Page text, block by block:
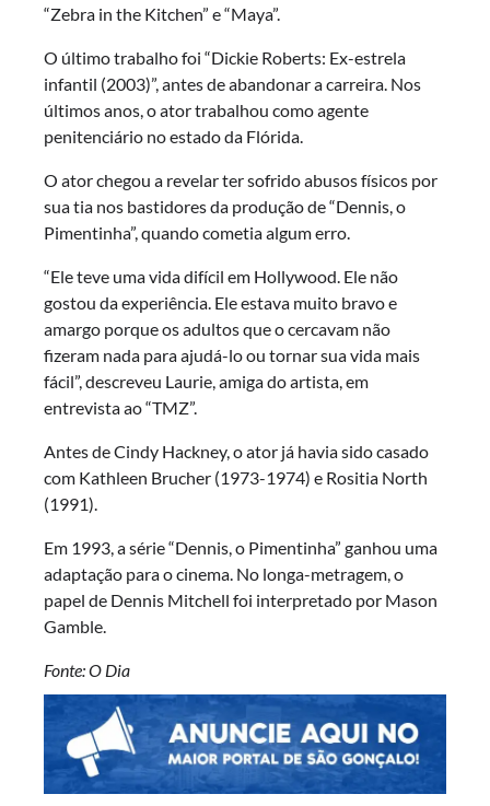
“Zebra in the Kitchen” e “Maya”.
O último trabalho foi “Dickie Roberts: Ex-estrela
infantil (2003)”, antes de abandonar a carreira. Nos
últimos anos, o ator trabalhou como agente
penitenciário no estado da Flórida.
O ator chegou a revelar ter sofrido abusos físicos por
sua tia nos bastidores da produção de “Dennis, o
Pimentinha”, quando cometia algum erro.
“Ele teve uma vida difícil em Hollywood. Ele não
gostou da experiência. Ele estava muito bravo e
amargo porque os adultos que o cercavam não
fizeram nada para ajudá-lo ou tornar sua vida mais
fácil”, descreveu Laurie, amiga do artista, em
entrevista ao “TMZ”.
Antes de Cindy Hackney, o ator já havia sido casado
com Kathleen Brucher (1973-1974) e Rositia North
(1991).
Em 1993, a série “Dennis, o Pimentinha” ganhou uma
adaptação para o cinema. No longa-metragem, o
papel de Dennis Mitchell foi interpretado por Mason
Gamble.
Fonte: O Dia